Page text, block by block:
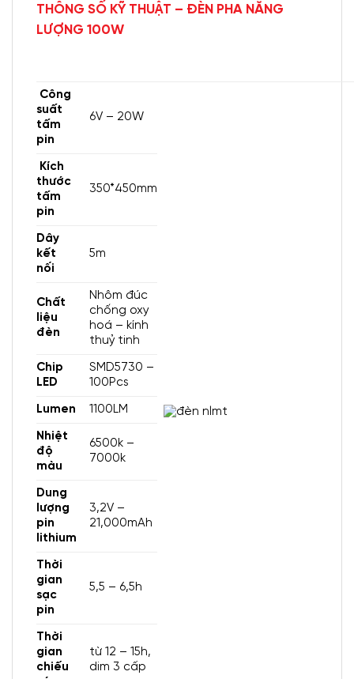
THÔNG SỐ KỸ THUẬT – ĐÈN PHA NĂNG
LƯỢNG 100W
Công
suất
tấm
pin
6V – 20W
Kích
thước
tấm
pin
350*450mm
Dây
kết
nối
5m
Chất
liệu
đèn
Nhôm đúc
chống oxy
hoá – kính
thuỷ tinh
Chip
LED
SMD5730 –
100Pcs
Lumen 1100LM
Nhiệt
độ
màu
6500k –
7000k
Dung
lượng
pin
lithium
3,2V –
21,000mAh
Thời
gian
sạc
pin
5,5 – 6,5h
Thời
gian
chiếu
từ 12 – 15h,
dim 3 cấp